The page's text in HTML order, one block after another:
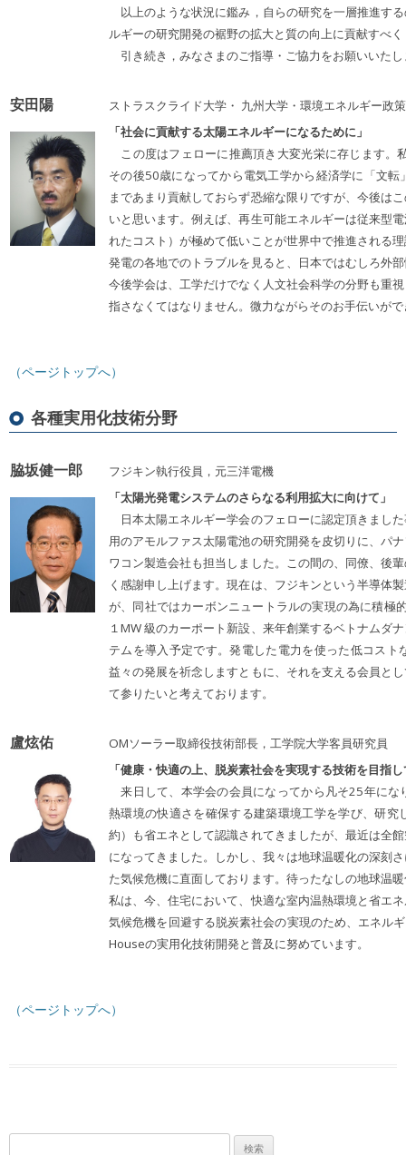
以上のような状況に鑑み，自らの研究を一層推進す
ルギーの研究開発の裾野の拡大と質の向上に貢献すべ
引き続き，みなさまのご指導・ご協力をお願いいた
安田陽
ストラスクライド大学・ 九州大学・環境エネルギー政
「社会に貢献する太陽エネルギーになるために」
この度はフェローに推薦頂き大変光栄に存じます。
その後50歳になってから電気工学から経済学に「文
まであまり貢献しておらず恐縮な限りですが、今後は
いと思います。例えば、再生可能エネルギーは従来型
れたコスト）が極めて低いことが世界中で推進される
発電の各地でのトラブルを見ると、日本ではむしろ外
今後学会は、工学だけでなく人文社会科学の分野も重
指さなくてはなりません。微力ながらそのお手伝いが
（ページトップへ）
各種実用化技術分野
脇坂健一郎
フジキン執行役員，元三洋電機
「太陽光発電システムのさらなる利⽤拡⼤に向けて」
⽇本太陽エネルギー学会のフェローに認定頂きまし
⽤のアモルファス太陽電池の研究開発を⽪切りに、パ
ワコン製造会社も担当しました。この間の、同僚、後
く感謝申し上げます。現在は、フジキンという半導体
が、同社ではカーボンニュートラルの実現の為に積極
１MW 級のカーポート新設、来年創業するベトナムダ
テムを導⼊予定です。発電した電⼒を使った低コス
益々の発展を祈念しますともに、それを⽀える会員と
て参りたいと考えております。
盧炫佑
OMソーラー取締役技術部長，工学院大学客員研究員
「健康・快適の上、脱炭素社会を実現する技術を目指
来日して、本学会の会員になってから凡そ25年に
熱環境の快適さを確保する建築環境工学を学び、研
約）も省エネとして認識されてきましたが、最近は全
になってきました。しかし、我々は地球温暖化の深刻
た気候危機に直面しております。待ったなしの地球温
私は、今、住宅において、快適な室内温熱環境と省エ
気候危機を回避する脱炭素社会の実現のため、エネル
Houseの実用化技術開発と普及に努めています。
（ページトップへ）